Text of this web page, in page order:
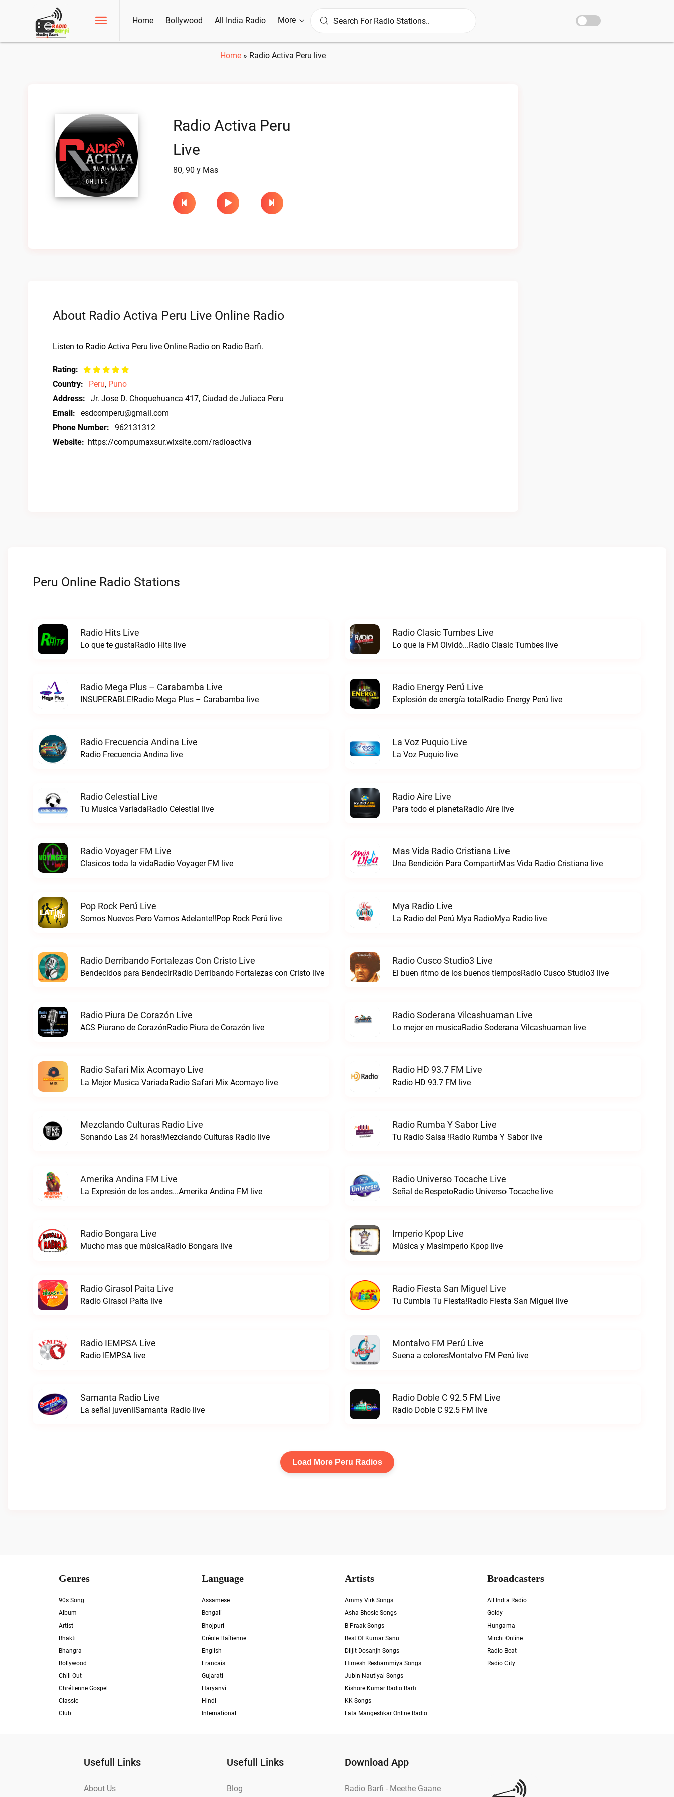
Home Bollywood All India Radio More
Home» Radio Activa Peru live
Radio Activa Peru
Live
80, 90 y Mas
About Radio Activa Peru Live Online Radio
Listen to Radio Activa Peru live Online Radio on Radio Barfi.
Rating:
Country:
Peru, Puno
Address:
Jr. Jose D. Choquehuanca 417, Ciudad de Juliaca Peru
Email:
esdcomperu@gmail.com
Phone Number:
962131312
Website: https://compumaxsur.wixsite.com/radioactiva
Peru Online Radio Stations
Radio Hits Live
Lo que te gustaRadio Hits live
Radio Clasic Tumbes Live
Lo que la FM Olvidó...Radio Clasic Tumbes live
Radio Mega Plus – Carabamba Live
INSUPERABLE!Radio Mega Plus – Carabamba live
Radio Energy Perú Live
Explosión de energía totalRadio Energy Perú live
Radio Frecuencia Andina Live
Radio Frecuencia Andina live
La Voz Puquio Live
La Voz Puquio live
Radio Celestial Live
Tu Musica VariadaRadio Celestial live
Radio Aire Live
Para todo el planetaRadio Aire live
Radio Voyager FM Live
Clasicos toda la vidaRadio Voyager FM live
Mas Vida Radio Cristiana Live
Una Bendición Para CompartirMas Vida Radio Cristiana live
Pop Rock Perú Live
Somos Nuevos Pero Vamos Adelante!!Pop Rock Perú live
Mya Radio Live
La Radio del Perú Mya RadioMya Radio live
Radio Derribando Fortalezas Con Cristo Live
Bendecidos para BendecirRadio Derribando Fortalezas con Cristo live
Radio Cusco Studio3 Live
El buen ritmo de los buenos tiemposRadio Cusco Studio3 live
Radio Piura De Corazón Live
ACS Piurano de CorazónRadio Piura de Corazón live
Radio Soderana Vilcashuaman Live
Lo mejor en musicaRadio Soderana Vilcashuaman live
Radio Safari Mix Acomayo Live
La Mejor Musica VariadaRadio Safari Mix Acomayo live
Radio HD 93.7 FM Live
Radio HD 93.7 FM live
Mezclando Culturas Radio Live
Sonando Las 24 horas!Mezclando Culturas Radio live
Radio Rumba Y Sabor Live
Tu Radio Salsa !Radio Rumba Y Sabor live
Amerika Andina FM Live
La Expresión de los andes...Amerika Andina FM live
Radio Universo Tocache Live
Señal de RespetoRadio Universo Tocache live
Radio Bongara Live
Mucho mas que músicaRadio Bongara live
Imperio Kpop Live
Música y MasImperio Kpop live
Radio Girasol Paita Live
Radio Girasol Paita live
Radio Fiesta San Miguel Live
Tu Cumbia Tu Fiesta!Radio Fiesta San Miguel live
Radio IEMPSA Live
Radio IEMPSA live
Montalvo FM Perú Live
Suena a coloresMontalvo FM Perú live
Samanta Radio Live
La señal juvenilSamanta Radio live
Radio Doble C 92.5 FM Live
Radio Doble C 92.5 FM live
Load More Peru Radios
Genres
90s Song
Album
Artist
Bhakti
Bhangra
Bollywood
Chill Out
Chrétienne Gospel
Classic
Club
Language
Assamese
Bengali
Bhojpuri
Créole Haïtienne
English
Francais
Gujarati
Haryanvi
Hindi
International
Artists
Ammy Virk Songs
Asha Bhosle Songs
B Praak Songs
Best Of Kumar Sanu
Diljit Dosanjh Songs
Himesh Reshammiya Songs
Jubin Nautiyal Songs
Kishore Kumar Radio Barfi
KK Songs
Lata Mangeshkar Online Radio
Broadcasters
All India Radio
Goldy
Hungama
Mirchi Online
Radio Beat
Radio City
Usefull Links
About Us
Usefull Links
Blog
Download App
Radio Barfi - Meethe Gaane